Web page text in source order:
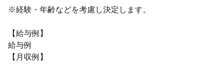
※経験・年齢などを考慮し決定します。
【給与例】
給与例
【月収例】